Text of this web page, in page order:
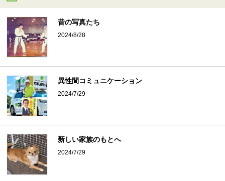
昔の写真たち
2024/8/28
異性間コミュニケーション
2024/7/29
新しい家族のもとへ
2024/7/29